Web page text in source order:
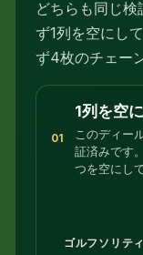
どちらも同じ検
ず1列を空にし
ず4枚のチェー
01
1列を空
このディー
証済みです
つを空にし
ゴルフソリテ